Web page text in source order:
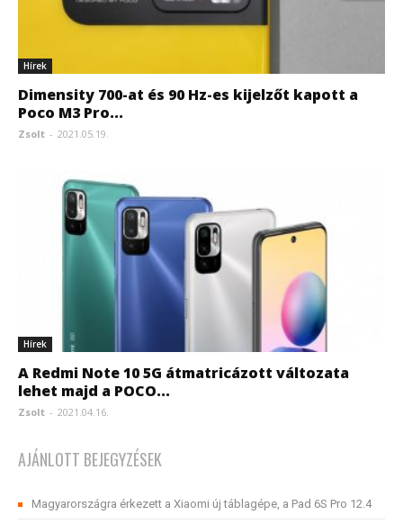
Hírek
Dimensity 700-at és 90 Hz-es kijelzőt kapott a
Poco M3 Pro...
Zsolt - 2021.05.19.
Hírek
A Redmi Note 10 5G átmatricázott változata
lehet majd a POCO...
Zsolt - 2021.04.16.
AJÁNLOTT BEJEGYZÉSEK
Magyarországra érkezett a Xiaomi új táblagépe, a Pad 6S Pro 12.4